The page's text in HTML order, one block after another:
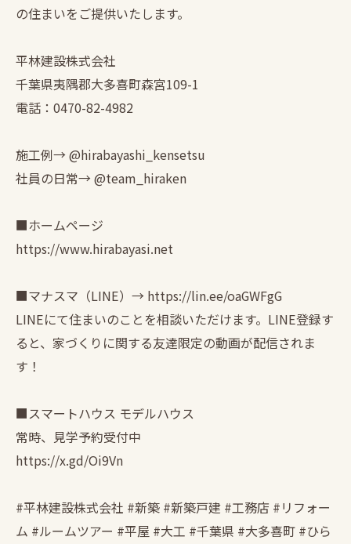
の住まいをご提供いたします。
平林建設株式会社
千葉県夷隅郡大多喜町森宮109-1
電話：0470-82-4982
施工例→ @hirabayashi_kensetsu
社員の日常→ @team_hiraken
■ホームページ
https://www.hirabayasi.net
■マナスマ（LINE）→ https://lin.ee/oaGWFgG
LINEにて住まいのことを相談いただけます。LINE登録す
ると、家づくりに関する友達限定の動画が配信されま
す！
■スマートハウス モデルハウス
常時、見学予約受付中
https://x.gd/Oi9Vn
#平林建設株式会社 #新築 #新築戸建 #工務店 #リフォー
ム #ルームツアー #平屋 #大工 #千葉県 #大多喜町 #ひら